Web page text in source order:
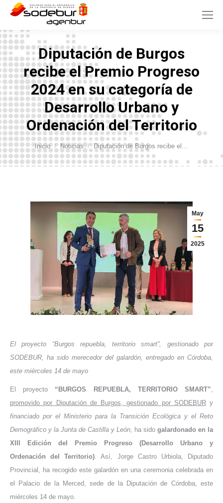
Diputación de Burgos
recibe el Premio Progreso
2024 en su categoría de
Desarrollo Urbano y
Ordenación del Territorio
Estás aquí:
Inicio Noticias Diputación de Burgos recibe el…
May
15
2025
El proyecto “Burgos repuebla, territorio smart”, gestionado por
SODEBUR, ha sido merecedor del galardón, entregado en Córdoba,
este miércoles 14 de mayo
El proyecto “BURGOS REPUEBLA, TERRITORIO SMART”,
promovido por Diputación de Burgos, gestionado por SODEBURy
financiado por el Ministerio para la Transición Ecológica y el Reto
Demográfico y la Junta de Castilla y León, ha sido galardonado en la
XIII Edición del Premio Progreso (Desarrollo Urbano y
Ordenación del Territorio). Así, Jorge Castro Urbiola, Diputado
Provincial, ha recogido este galardón en una ceremonia celebrada en
el Palacio de la Merced, sede de la Diputación de Córdoba, este
miércoles 14 de mayo.